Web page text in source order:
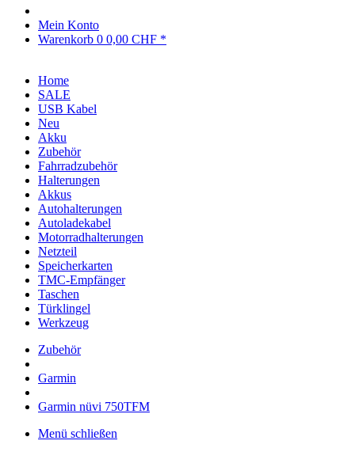
Mein Konto
Warenkorb 0 0,00 CHF *
Home
SALE
USB Kabel
Neu
Akku
Zubehör
Fahrradzubehör
Halterungen
Akkus
Autohalterungen
Autoladekabel
Motorradhalterungen
Netzteil
Speicherkarten
TMC-Empfänger
Taschen
Türklingel
Werkzeug
Zubehör
Garmin
Garmin nüvi 750TFM
Menü schließen